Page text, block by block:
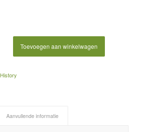
Toevoegen aan winkelwagen
History
Aanvullende informatie